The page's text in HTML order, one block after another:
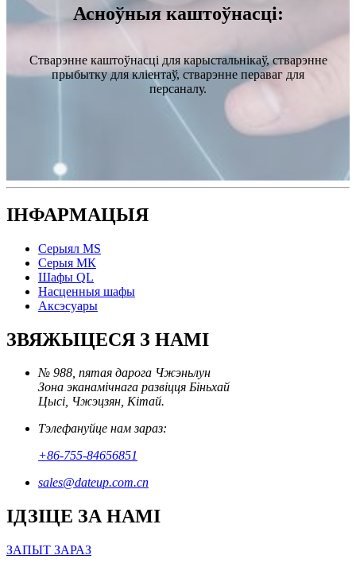
Асноўныя каштоўнасці:
Стварэнне каштоўнасці для карыстальнікаў, стварэнне
прыбытку для кліентаў, стварэнне пераваг для
персаналу.
ІНФАРМАЦЫЯ
Серыял MS
Серыя МК
Шафы QL
Насценныя шафы
Аксэсуары
ЗВЯЖЫЦЕСЯ З НАМІ
№ 988, пятая дарога Чжэньлун
Зона эканамічнага развіцця Біньхай
Цысі, Чжэцзян, Кітай.
Тэлефануйце нам зараз:
+86-755-84656851
sales@dateup.com.cn
ІДЗІЦЕ ЗА НАМІ
ЗАПЫТ ЗАРАЗ